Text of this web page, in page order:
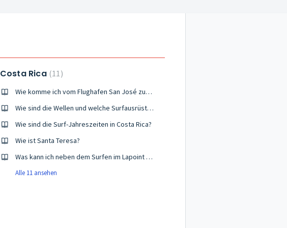
Costa Rica 11
Wie komme ich vom Flughafen San José zum Lapoint Costa Rica?
Wie sind die Wellen und welche Surfausrüstung brauche ich?
Wie sind die Surf-Jahreszeiten in Costa Rica?
Wie ist Santa Teresa?
Was kann ich neben dem Surfen im Lapoint Costa Rica noch tun?
Alle 11 ansehen